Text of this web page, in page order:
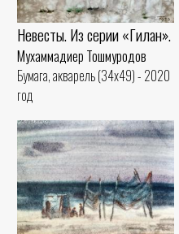
Невесты. Из серии «Гилан».
Мухаммадиер Тошмуродов
Бумага, акварель (34x49) - 2020
год